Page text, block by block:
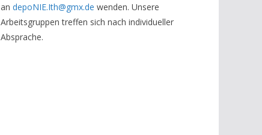
an depoNIE.Ith@gmx.de wenden. Unsere
Arbeitsgruppen treffen sich nach individueller
Absprache.